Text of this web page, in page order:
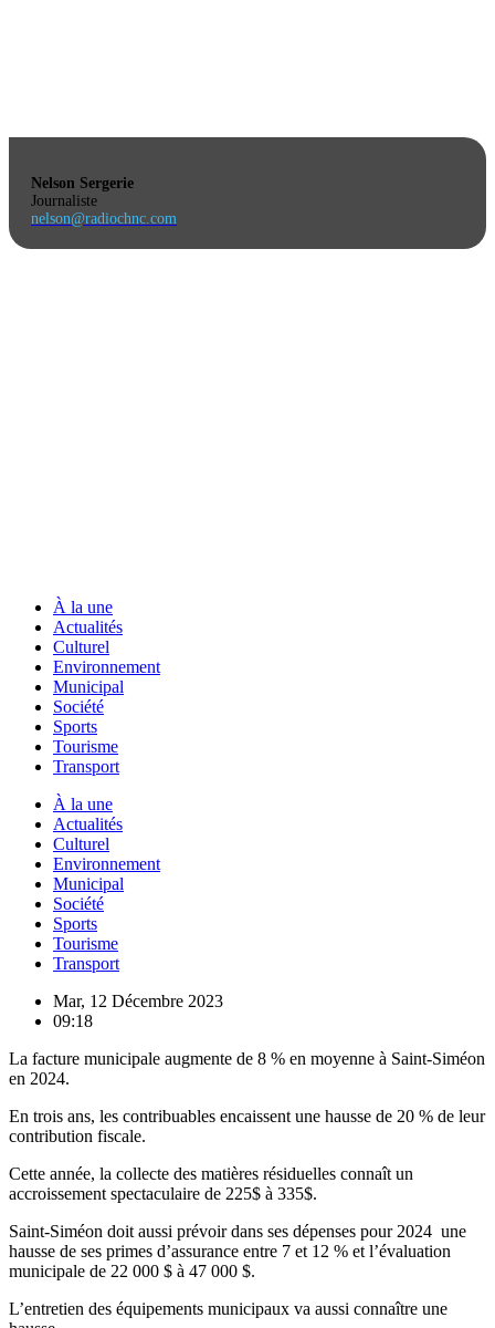
Nelson Sergerie
Journaliste
nelson@radiochnc.com
À la une
Actualités
Culturel
Environnement
Municipal
Société
Sports
Tourisme
Transport
À la une
Actualités
Culturel
Environnement
Municipal
Société
Sports
Tourisme
Transport
Mar, 12 Décembre 2023
09:18
La facture municipale augmente de 8 % en moyenne à Saint-Siméon
en 2024.
En trois ans, les contribuables encaissent une hausse de 20 % de leur
contribution fiscale.
Cette année, la collecte des matières résiduelles connaît un
accroissement spectaculaire de 225$ à 335$.
Saint-Siméon doit aussi prévoir dans ses dépenses pour 2024 une
hausse de ses primes d’assurance entre 7 et 12 % et l’évaluation
municipale de 22 000 $ à 47 000 $.
L’entretien des équipements municipaux va aussi connaître une